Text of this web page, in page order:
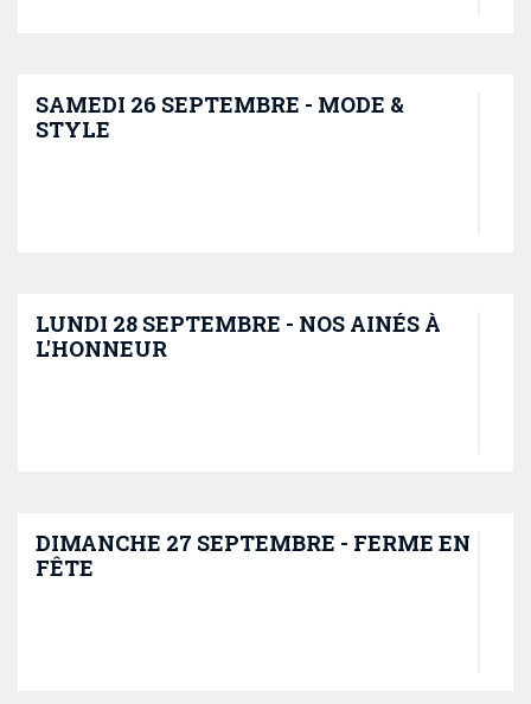
SAMEDI 26 SEPTEMBRE - MODE &
STYLE
LUNDI 28 SEPTEMBRE - NOS AINÉS À
L'HONNEUR
DIMANCHE 27 SEPTEMBRE - FERME EN
FÊTE